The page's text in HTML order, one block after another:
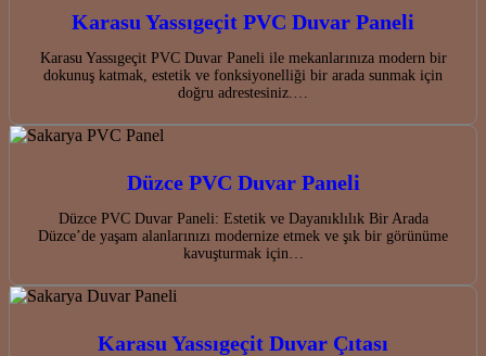
Karasu Yassıgeçit PVC Duvar Paneli
Karasu Yassıgeçit PVC Duvar Paneli ile mekanlarınıza modern bir
dokunuş katmak, estetik ve fonksiyonelliği bir arada sunmak için
doğru adrestesiniz.…
Düzce PVC Duvar Paneli
Düzce PVC Duvar Paneli: Estetik ve Dayanıklılık Bir Arada
Düzce’de yaşam alanlarınızı modernize etmek ve şık bir görünüme
kavuşturmak için…
Karasu Yassıgeçit Duvar Çıtası